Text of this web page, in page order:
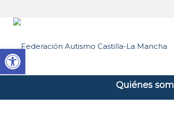
Quiénes
Abrir barra de herramientas